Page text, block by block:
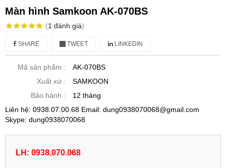
Màn hình Samkoon AK-070BS
(1 đánh giá)
SHARE TWEET LINKEDIN
Mã sản phẩm :
AK-070BS
Xuất xứ :
SAMKOON
Bảo hành :
12 tháng
Liên hệ: 0938.07.00.68 Email: dung0938070068@gmail.com
Skype: dung0938070068
LH: 0938.070.068